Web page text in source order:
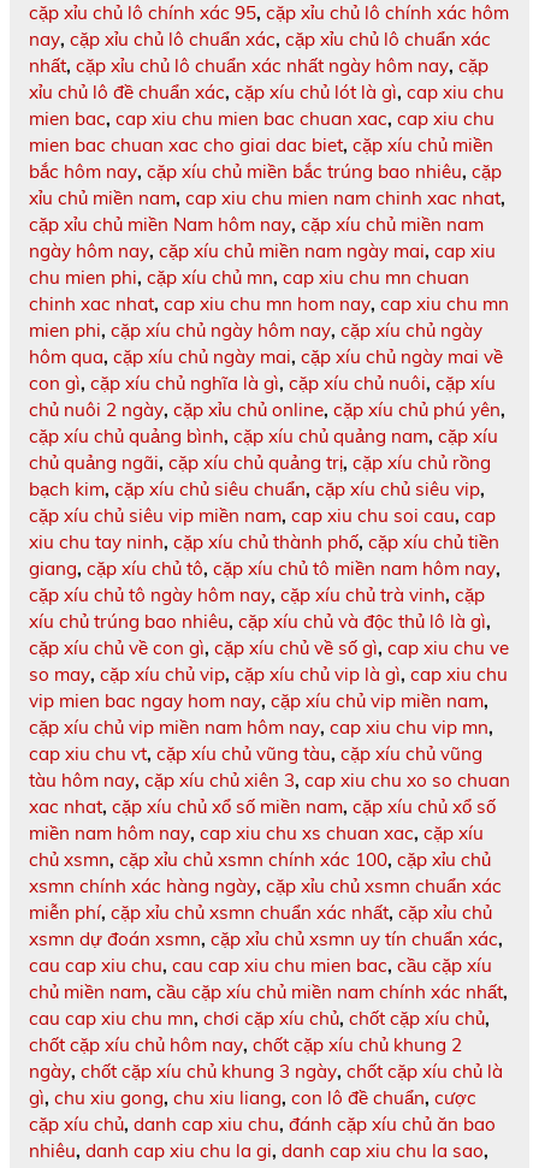
cặp xỉu chủ lô chính xác 95, cặp xỉu chủ lô chính xác hôm
nay, cặp xỉu chủ lô chuẩn xác, cặp xỉu chủ lô chuẩn xác
nhất, cặp xỉu chủ lô chuẩn xác nhất ngày hôm nay, cặp
xỉu chủ lô đề chuẩn xác, cặp xíu chủ lót là gì, cap xiu chu
mien bac, cap xiu chu mien bac chuan xac, cap xiu chu
mien bac chuan xac cho giai dac biet, cặp xíu chủ miền
bắc hôm nay, cặp xíu chủ miền bắc trúng bao nhiêu, cặp
xỉu chủ miền nam, cap xiu chu mien nam chinh xac nhat,
cặp xỉu chủ miền Nam hôm nay, cặp xíu chủ miền nam
ngày hôm nay, cặp xíu chủ miền nam ngày mai, cap xiu
chu mien phi, cặp xíu chủ mn, cap xiu chu mn chuan
chinh xac nhat, cap xiu chu mn hom nay, cap xiu chu mn
mien phi, cặp xíu chủ ngày hôm nay, cặp xíu chủ ngày
hôm qua, cặp xíu chủ ngày mai, cặp xíu chủ ngày mai về
con gì, cặp xíu chủ nghĩa là gì, cặp xíu chủ nuôi, cặp xíu
chủ nuôi 2 ngày, cặp xỉu chủ online, cặp xíu chủ phú yên,
cặp xíu chủ quảng bình, cặp xíu chủ quảng nam, cặp xíu
chủ quảng ngãi, cặp xíu chủ quảng trị, cặp xíu chủ rồng
bạch kim, cặp xíu chủ siêu chuẩn, cặp xíu chủ siêu vip,
cặp xíu chủ siêu vip miền nam, cap xiu chu soi cau, cap
xiu chu tay ninh, cặp xíu chủ thành phố, cặp xíu chủ tiền
giang, cặp xíu chủ tô, cặp xíu chủ tô miền nam hôm nay,
cặp xíu chủ tô ngày hôm nay, cặp xíu chủ trà vinh, cặp
xíu chủ trúng bao nhiêu, cặp xíu chủ và độc thủ lô là gì,
cặp xíu chủ về con gì, cặp xíu chủ về số gì, cap xiu chu ve
so may, cặp xíu chủ vip, cặp xíu chủ vip là gì, cap xiu chu
vip mien bac ngay hom nay, cặp xíu chủ vip miền nam,
cặp xíu chủ vip miền nam hôm nay, cap xiu chu vip mn,
cap xiu chu vt, cặp xíu chủ vũng tàu, cặp xíu chủ vũng
tàu hôm nay, cặp xíu chủ xiên 3, cap xiu chu xo so chuan
xac nhat, cặp xíu chủ xổ số miền nam, cặp xíu chủ xổ số
miền nam hôm nay, cap xiu chu xs chuan xac, cặp xíu
chủ xsmn, cặp xỉu chủ xsmn chính xác 100, cặp xỉu chủ
xsmn chính xác hàng ngày, cặp xỉu chủ xsmn chuẩn xác
miễn phí, cặp xỉu chủ xsmn chuẩn xác nhất, cặp xỉu chủ
xsmn dự đoán xsmn, cặp xỉu chủ xsmn uy tín chuẩn xác,
cau cap xiu chu, cau cap xiu chu mien bac, cầu cặp xíu
chủ miền nam, cầu cặp xíu chủ miền nam chính xác nhất,
cau cap xiu chu mn, chơi cặp xíu chủ, chốt cặp xíu chủ,
chốt cặp xíu chủ hôm nay, chốt cặp xíu chủ khung 2
ngày, chốt cặp xíu chủ khung 3 ngày, chốt cặp xíu chủ là
gì, chu xiu gong, chu xiu liang, con lô đề chuẩn, cược
cặp xíu chủ, danh cap xiu chu, đánh cặp xíu chủ ăn bao
nhiêu, danh cap xiu chu la gi, danh cap xiu chu la sao,